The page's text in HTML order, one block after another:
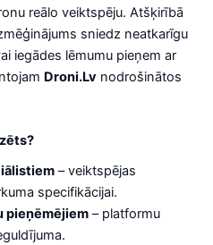
reālo veiktspēju. Atšķirībā
sniedz neatkarīgu
iegādes lēmumu pieņem ar
Droni.Lv nodrošinātos
– veiktspējas
specifikācijai.
pieņēmējiem– platformu